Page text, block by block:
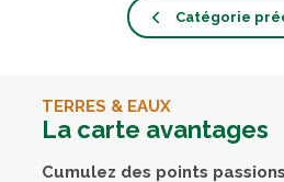
Catégorie
TERRES & EAUX
La carte avantages
Cumulez des points